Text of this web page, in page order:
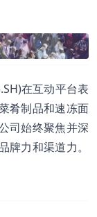
在互动平台表
肴制品和速冻面
司始终聚焦并深
力和渠道力。